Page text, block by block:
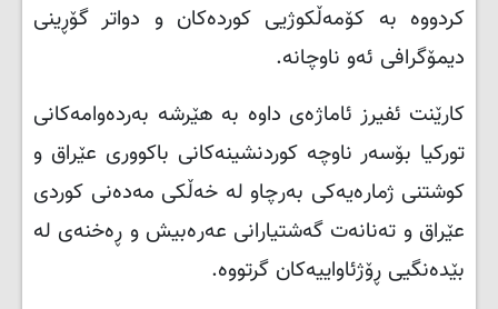
کردووە بە کۆمەڵکوژیی کوردەکان و دواتر گۆڕینی
دیمۆگرافی ئەو ناوچانە.
کارێنت ئفیرز ئاماژەی داوە بە هێرشە بەردەوامەکانی
تورکیا بۆسەر ناوچە کوردنشینەکانی باکووری عێراق و
کوشتنی ژمارەیەکی بەرچاو لە خەڵکی مەدەنی کوردی
عێراق و تەنانەت گەشتیارانی عەرەبیش و ڕەخنەی لە
بێدەنگیی ڕۆژئاواییەکان گرتووە.